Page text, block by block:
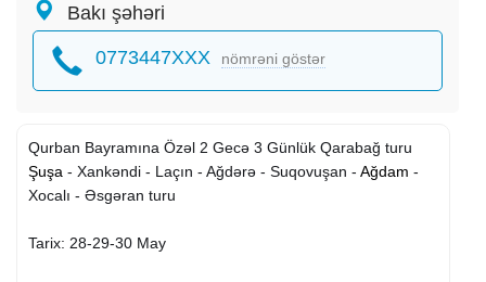
Bakı şəhəri
0773447XXX nömrəni göstər
Qurban Bayramına Özəl 2 Gecə 3 Günlük Qarabağ turu
Şuşa - Xankəndi - Laçın - Ağdərə - Suqovuşan - Ağdam -
Xocalı - Əsgəran turu
Tarix: 28-29-30 May